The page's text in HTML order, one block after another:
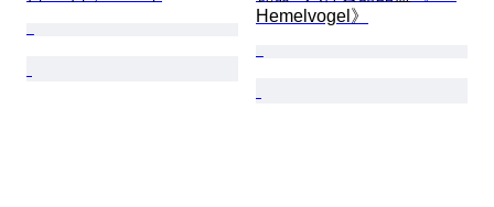
Hemelvogel》